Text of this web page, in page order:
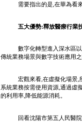
需要指出的是,在華為看
五大優勢:釋放醫療行業
數字化轉型進入深水區
傳統業務場景與數字技術應用之
宏觀來看,在虛擬化場景,
系統業務按需使用資源,通過虛
的利用率,降低能源消耗。
回看沈陽市第五人民醫